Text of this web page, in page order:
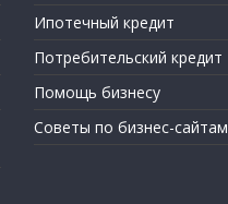
Ипотечный кредит
Потребительский кредит
Помощь бизнесу
Советы по бизнес-сайтам